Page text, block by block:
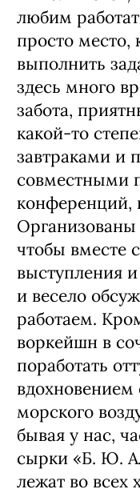
любим
просто место,
выполнить
здесь много
забота,
какой-то
завтраками и
совместными
конференций,
Организованы
чтобы вместе
выступления
и весело
работаем.
воркейшн в
поработать
вдохновением
морского
бывая у нас,
сырки «Б. Ю.
лежат во всех